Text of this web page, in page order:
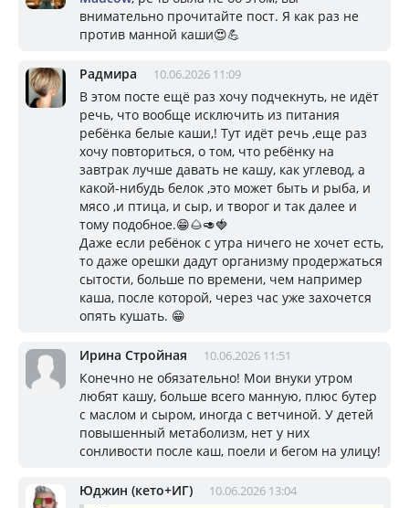
внимательно прочитайте пост. Я как раз не
против манной каши😍💪
Радмира 10.06.2026 11:09
В этом посте ещё раз хочу подчекнуть, не идёт
речь, что вообще исключить из питания
ребёнка белые каши,! Тут идёт речь ,еще раз
хочу повториться, о том, что ребёнку на
завтрак лучше давать не кашу, как углевод, а
какой-нибудь белок ,это может быть и рыба, и
мясо ,и птица, и сыр, и творог и так далее и
тому подобное.😁🌰🥑🍓
Даже если ребёнок с утра ничего не хочет есть,
то даже орешки дадут организму продержаться
сытости, больше по времени, чем например
каша, после которой, через час уже захочется
опять кушать. 😁
Ирина Стройная 10.06.2026 11:51
Конечно не обязательно! Мои внуки утром
любят кашу, больше всего манную, плюс бутер
с маслом и сыром, иногда с ветчиной. У детей
повышенный метаболизм, нет у них
сонливости после каш, поели и бегом на улицу!
Юджин (кето+ИГ) 10.06.2026 13:04